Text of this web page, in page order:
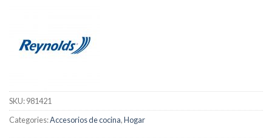
SKU:981421
Categories:Accesorios de cocina,Hogar